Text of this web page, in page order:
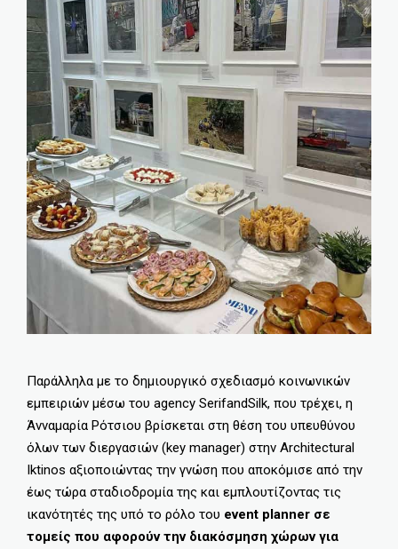
Παράλληλα με το δημιουργικό σχεδιασμό κοινωνικών
εμπειριών μέσω του agency SerifandSilk, που τρέχει, η
Άνναμαρία Ρότσιου βρίσκεται στη θέση του υπευθύνου
όλων των διεργασιών (key manager) στην Architectural
Iktinos αξιοποιώντας την γνώση που αποκόμισε από την
έως τώρα σταδιοδρομία της και εμπλουτίζοντας τις
ικανότητές της υπό το ρόλο του event planner σε
τομείς που αφορούν την διακόσμηση χώρων για